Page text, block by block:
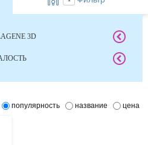
3D
популярность название цена